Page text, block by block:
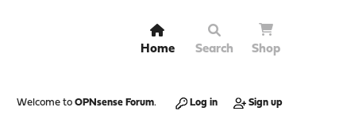
Home Search Shop
Welcome to OPNsense Forum. Log in Sign up